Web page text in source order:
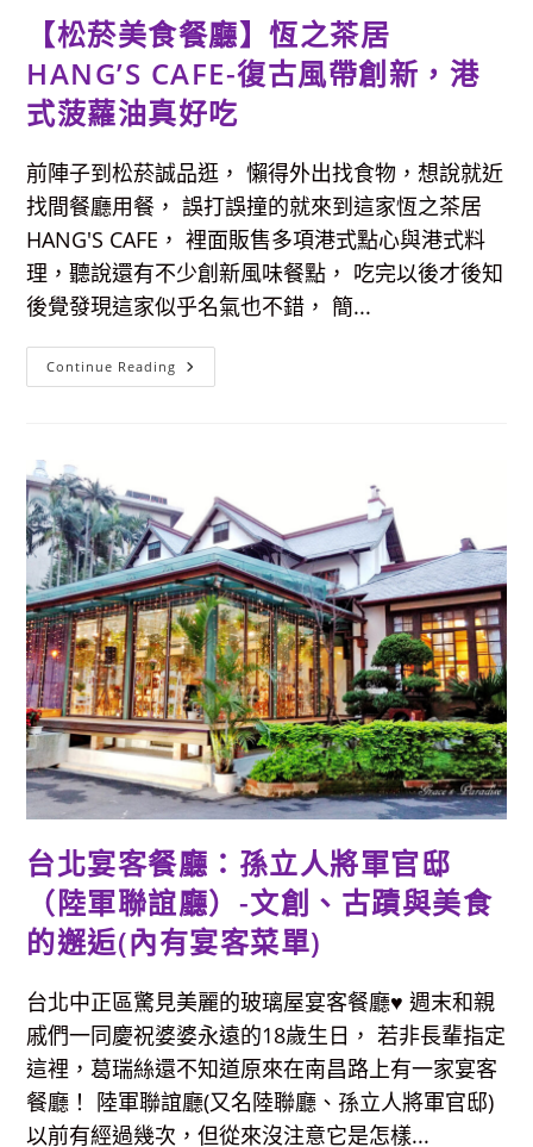
茶
禮
也
可
以
很
時
【松菸美食餐廳】恆之茶居
HANG’S CAFE-復古風帶創新，港
式菠蘿油真好吃
前陣子到松菸誠品逛， 懶得外出找食物，想說就近
找間餐廳用餐， 誤打誤撞的就來到這家恆之茶居
HANG'S CAFE， 裡面販售多項港式點心與港式料
理，聽說還有不少創新風味餐點， 吃完以後才後知
後覺發現這家似乎名氣也不錯， 簡...
Continue Reading 【松
菸
居
HANG’S
CAFE-
復
古
風
帶
創
新，
港
式
菠
蘿
油
真
好
吃
台北宴客餐廳：孫立人將軍官邸
（陸軍聯誼廳）-文創、古蹟與美食
的邂逅(內有宴客菜單)
台北中正區驚見美麗的玻璃屋宴客餐廳♥ 週末和親
戚們一同慶祝婆婆永遠的18歲生日， 若非長輩指定
這裡，葛瑞絲還不知道原來在南昌路上有一家宴客
餐廳！ 陸軍聯誼廳(又名陸聯廳、孫立人將軍官邸)
以前有經過幾次，但從來沒注意它是怎樣...